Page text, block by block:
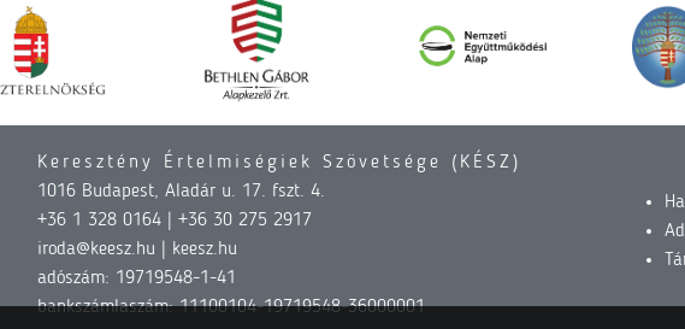
Keresztény Értelmiségiek Szövetsége (KÉSZ)
1016 Budapest, Aladár u. 17. fszt. 4.
+36 1 328 0164 | +36 30 275 2917
iroda@keesz.hu | keesz.hu
adószám: 19719548-1-41
bankszámlaszám: 11100104-19719548-36000001